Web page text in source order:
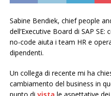
Sabine Bendiek, chief people
dell’Executive Board di SAP
no-code aiuta i team HR e
dipendenti.
Un collega di recente mi ha
cambiamento del business in